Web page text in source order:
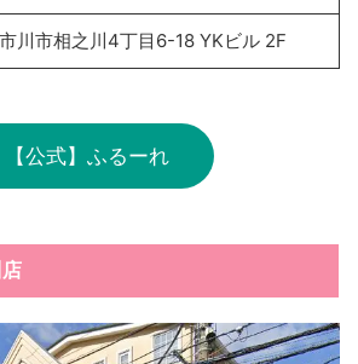
市川市相之川4丁目6-18 YKビル 2F
【公式】ふるーれ